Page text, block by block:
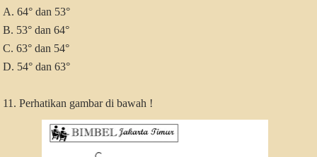
A. 64° dan 53°
B. 53° dan 64°
C. 63° dan 54°
D. 54° dan 63°
11. Perhatikan gambar di bawah !